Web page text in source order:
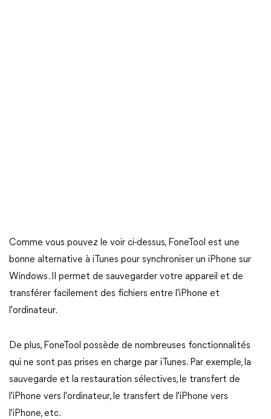
Comme vous pouvez le voir ci-dessus, FoneTool est une
bonne alternative à iTunes pour synchroniser un iPhone sur
Windows. Il permet de sauvegarder votre appareil et de
transférer facilement des fichiers entre l'iPhone et
l'ordinateur.
De plus, FoneTool possède de nombreuses fonctionnalités
qui ne sont pas prises en charge par iTunes. Par exemple, la
sauvegarde et la restauration sélectives, le transfert de
l'iPhone vers l'ordinateur, le transfert de l'iPhone vers
l'iPhone, etc.